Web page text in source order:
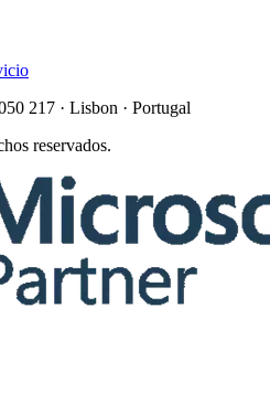
217 · Lisbon · Portugal
reservados.